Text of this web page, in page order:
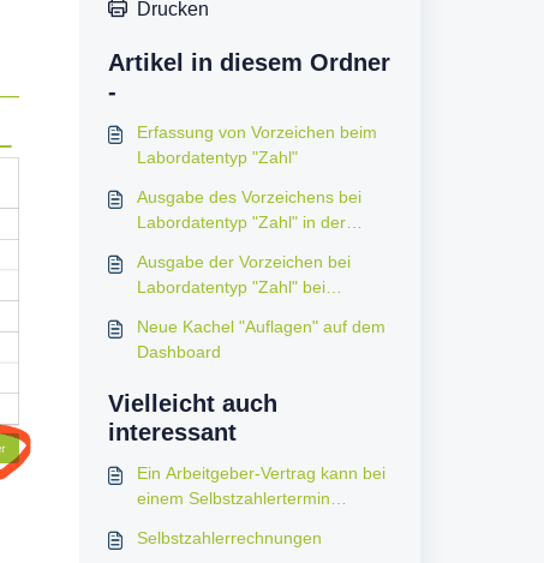
Drucken
Artikel in diesem Ordner
-
Erfassung von Vorzeichen beim
Labordatentyp "Zahl"
Ausgabe des Vorzeichens bei
Labordatentyp "Zahl" in der
Ausgabe der Vorzeichen bei
Labordatentyp "Zahl" bei
Neue Kachel "Auflagen" auf dem
Dashboard
Vielleicht auch
interessant
Ein Arbeitgeber-Vertrag kann bei
einem Selbstzahlertermin
Selbstzahlerrechnungen